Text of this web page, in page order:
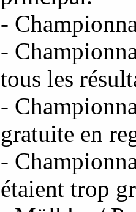
-
-
tous les
-
gratuite en
-
étaient trop